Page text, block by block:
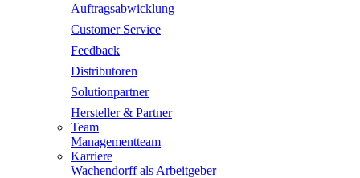
Auftragsabwicklung
Customer Service
Feedback
Distributoren
Solutionpartner
Hersteller & Partner
Team
Managementteam
Karriere
Wachendorff als Arbeitgeber